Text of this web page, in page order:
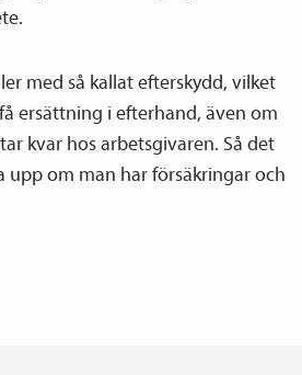
med så kallat efterskydd, vilket
ersättning i efterhand, även om
kvar hos arbetsgivaren. Så det
upp om man har försäkringar och